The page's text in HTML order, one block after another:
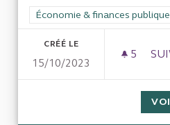
Filtrer les résultats de la
Économie & finances
CRÉÉ LE
15/10/2023
5 5